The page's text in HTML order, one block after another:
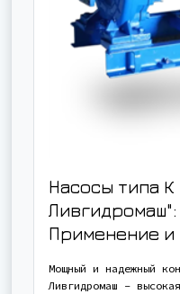
Насосы типа К
Ливгидромаш":
Применение
Мощный и надежный
Ливгидромаш -